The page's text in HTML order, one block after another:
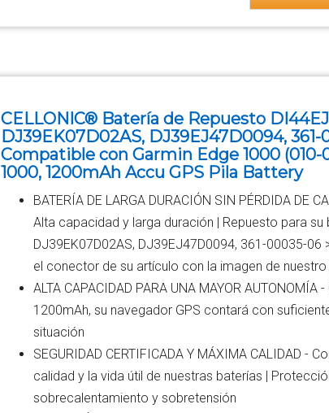
CELLONIC® Batería de Repuesto
DJ39EK07D02AS, DJ39EJ47D0094, 361-
Compatible con Garmin Edge 1000 (010-
1000, 1200mAh Accu GPS Pila Battery
BATERÍA DE LARGA DURACIÓN SIN PÉRDIDA DE
Alta capacidad y larga duración | Repuesto para su
DJ39EK07D02AS, DJ39EJ47D0094, 361-00035-06
el conector de su artículo con la imagen de
ALTA CAPACIDAD PARA UNA MAYOR
1200mAh, su navegador GPS contará con
situación
SEGURIDAD CERTIFICADA Y MÁXIMA CALIDAD -
calidad y la vida útil de nuestras baterías |
sobrecalentamiento y sobretensión